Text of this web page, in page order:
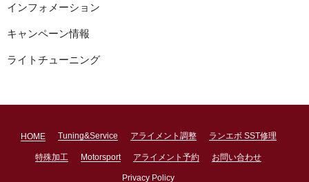
インフォメーション
キャンペーン情報
ライトチューニング
HOME Tuning&Service アライメント調整 ランエボ SST修理
特殊加工 Motorsport アライメント予約 お問い合わせ
Privacy Policy